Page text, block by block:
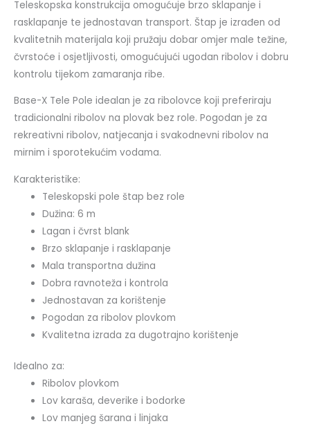
Teleskopska konstrukcija omogućuje brzo sklapanje i
rasklapanje te jednostavan transport. Štap je izrađen od
kvalitetnih materijala koji pružaju dobar omjer male težine,
čvrstoće i osjetljivosti, omogućujući ugodan ribolov i dobru
kontrolu tijekom zamaranja ribe.
Base-X Tele Pole idealan je za ribolovce koji preferiraju
tradicionalni ribolov na plovak bez role. Pogodan je za
rekreativni ribolov, natjecanja i svakodnevni ribolov na
mirnim i sporotekućim vodama.
Karakteristike:
Teleskopski pole štap bez role
Dužina: 6 m
Lagan i čvrst blank
Brzo sklapanje i rasklapanje
Mala transportna dužina
Dobra ravnoteža i kontrola
Jednostavan za korištenje
Pogodan za ribolov plovkom
Kvalitetna izrada za dugotrajno korištenje
Idealno za:
Ribolov plovkom
Lov karaša, deverike i bodorke
Lov manjeg šarana i linjaka